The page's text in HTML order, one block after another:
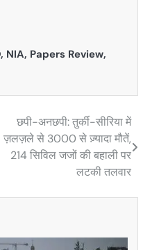
, NIA, Papers Review,
छपी-अनछपी: तुर्की-सीरिया में
ज़लज़ले से 3000 से ज़्यादा मौतें,
214 सिविल जजों की बहाली पर
लटकी तलवार